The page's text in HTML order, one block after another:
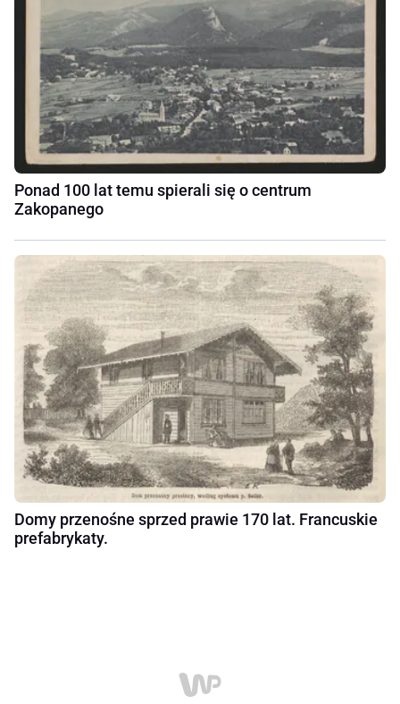
Ponad 100 lat temu spierali się o centrum
Zakopanego
Domy przenośne sprzed prawie 170 lat. Francuskie
prefabrykaty.